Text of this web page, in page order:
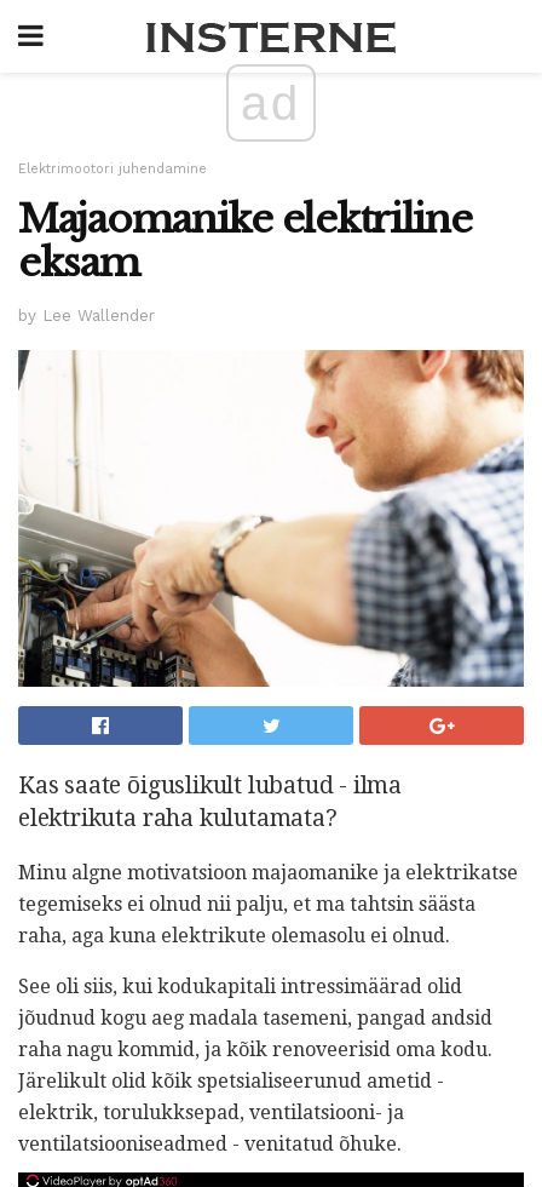
ad
Elektrimootori juhendamine
Majaomanike elektriline
eksam
by Lee Wallender
Kas saate õiguslikult lubatud - ilma
elektrikuta raha kulutamata?
Minu algne motivatsioon majaomanike ja elektrikatse
tegemiseks ei olnud nii palju, et ma tahtsin säästa
raha, aga kuna elektrikute olemasolu ei olnud.
See oli siis, kui kodukapitali intressimäärad olid
jõudnud kogu aeg madala tasemeni, pangad andsid
raha nagu kommid, ja kõik renoveerisid oma kodu.
Järelikult olid kõik spetsialiseerunud ametid -
elektrik, torulukksepad, ventilatsiooni- ja
ventilatsiooniseadmed - venitatud õhuke.